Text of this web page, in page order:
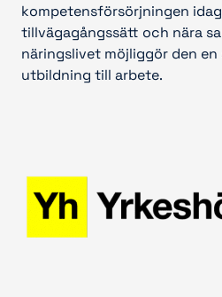
kompetensförsörjningen
tillvägagångssätt och nära
näringslivet möjliggör den
utbildning till arbete.